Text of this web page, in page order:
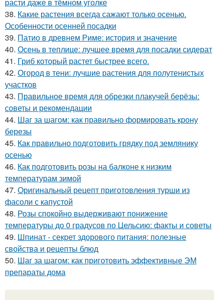
38. Какие растения всегда сажают только осенью.
Особенности осенней посадки
39. Патио в древнем Риме: история и значение
40. Осень в теплице: лучшее время для посадки сидерат
41. Гриб который растет быстрее всего.
42. Огород в тени: лучшие растения для полутенистых
участков
43. Правильное время для обрезки плакучей берёзы:
советы и рекомендации
44. Шаг за шагом: как правильно формировать крону
березы
45. Как правильно подготовить грядку под землянику
осенью
46. Как подготовить розы на балконе к низким
температурам зимой
47. Оригинальный рецепт приготовления турши из
фасоли с капустой
48. Розы спокойно выдерживают понижение
температуры до 0 градусов по Цельсию: факты и советы
49. Шпинат - секрет здорового питания: полезные
свойства и рецепты блюд
50. Шаг за шагом: как приготовить эффективные ЭМ
препараты дома